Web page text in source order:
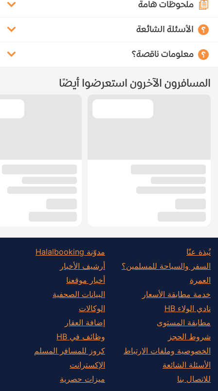
ملحوظات هامة
الأسئلة الشائعة
معلومات ناقصة؟
المسافرون الآخرون استعرضوا أيضًا
نُبذة عنّا
السفر والسياحة للمسلمين؟
العمرة
خدمة مطابقة الأسعار
نادي الولاء HB
مطابقة المستوى
شروط الحجز
الخصوصية وملفات الارتباط
الأسئلة الشائعة
للاتصال بنا
مدوّنة Halalbooking
أرشيف الأخبار
أخبار موقعنا
البيانات الصحفية
الوكالات
إضافة العقار
وظائف في HB
كروز للمسافر المسلم
الإكسترانت
ميزات حصرية